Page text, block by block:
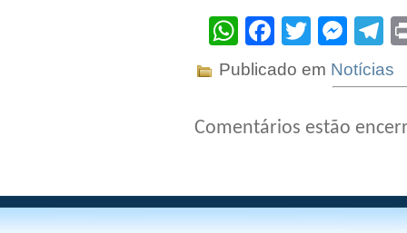
WhatsApp
Facebook
Twitter
Publicado em Notícias
Comentários estão